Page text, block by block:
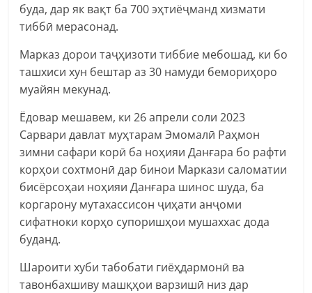
буда, дар як вақт ба 700 эҳтиёҷманд хизмати
тиббӣ мерасонад.
Марказ дорои таҷҳизоти тиббие мебошад, ки бо
ташхиси хун бештар аз 30 намуди бемориҳоро
муайян мекунад.
Ёдовар мешавем, ки 26 апрели соли 2023
Сарвари давлат муҳтарам Эмомалӣ Раҳмон
зимни сафари корӣ ба ноҳияи Данғара бо рафти
корҳои сохтмонӣ дар бинои Маркази саломатии
бисёрсоҳаи ноҳияи Данғара шинос шуда, ба
коргарону мутахассисон ҷиҳати анҷоми
сифатноки корҳо супоришҳои мушаххас дода
буданд.
Шароити хуби табобати гиёҳдармонӣ ва
тавонбахшиву машқҳои варзишӣ низ дар